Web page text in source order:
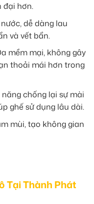
đại hơn.
dễ dàng lau
và vết bẩn.
mềm mại, không gây
thoải mái hơn trong
chống lại sự mài
ghế sử dụng lâu dài.
mùi, tạo không gian
Tại Thành Phát